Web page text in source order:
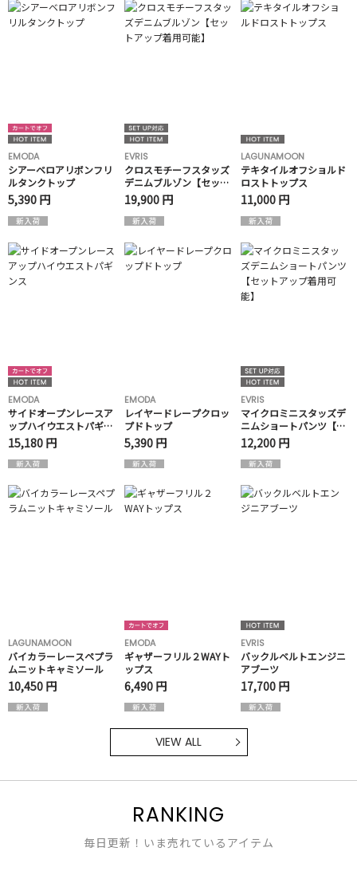
EMODA
シアーベロアリボンフリ
ルタンクトップ
5,390 円
EVRIS
クロスモチーフスタッズ
デニムブルゾン【セット
アップ着用可能】
19,900 円
LAGUNAMOON
テキタイルオフショルド
ロストトップス
11,000 円
EMODA
サイドオープンレースア
ップハイウエストパギン
ス
15,180 円
EMODA
レイヤードレープクロッ
プドトップ
5,390 円
EVRIS
マイクロミニスタッズデ
ニムショートパンツ【セ
ットアップ着用可能】
12,200 円
LAGUNAMOON
バイカラーレースペプラ
ムニットキャミソール
10,450 円
EMODA
ギャザーフリル２WAYト
ップス
6,490 円
EVRIS
バックルベルトエンジニ
アブーツ
17,700 円
VIEW ALL
RANKING
毎日更新！いま売れているアイテム